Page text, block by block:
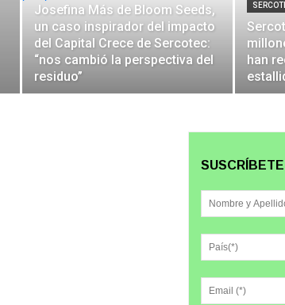
Josefina Más de Bloom Seeds,
un caso inspirador del impacto
del Capital Crece de Sercotec:
“nos cambió la perspectiva del
residuo”
han
SUSCRÍBETE